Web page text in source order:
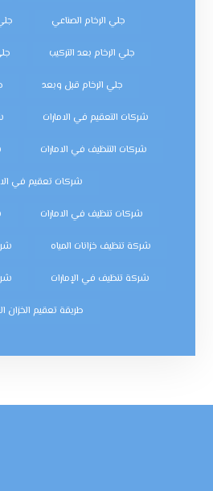
جلي الرخام الصناعي
جلي الرخام بعد التركيب
جلي الرخام قبل وبعد
شركات التعقيم في الامارات
شركات التنظيف في الامارات
شركات تعقيم في
شركات تنظيف في الامارات
شركة تنظيف خزانات المياه
شركة تنظيف في الإمارات
طريقة تعقيم الخزان